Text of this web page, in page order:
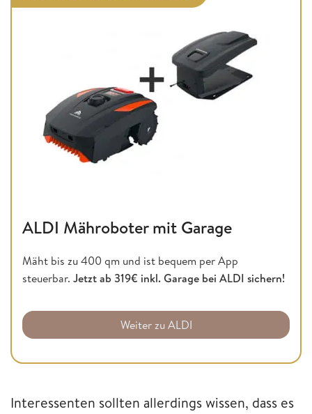
ALDI Mähroboter mit Garage
Mäht bis zu 400 qm und ist bequem per App
steuerbar. Jetzt ab 319€ inkl. Garage bei ALDI sichern!
Weiter zu ALDI
Interessenten sollten allerdings wissen, dass es